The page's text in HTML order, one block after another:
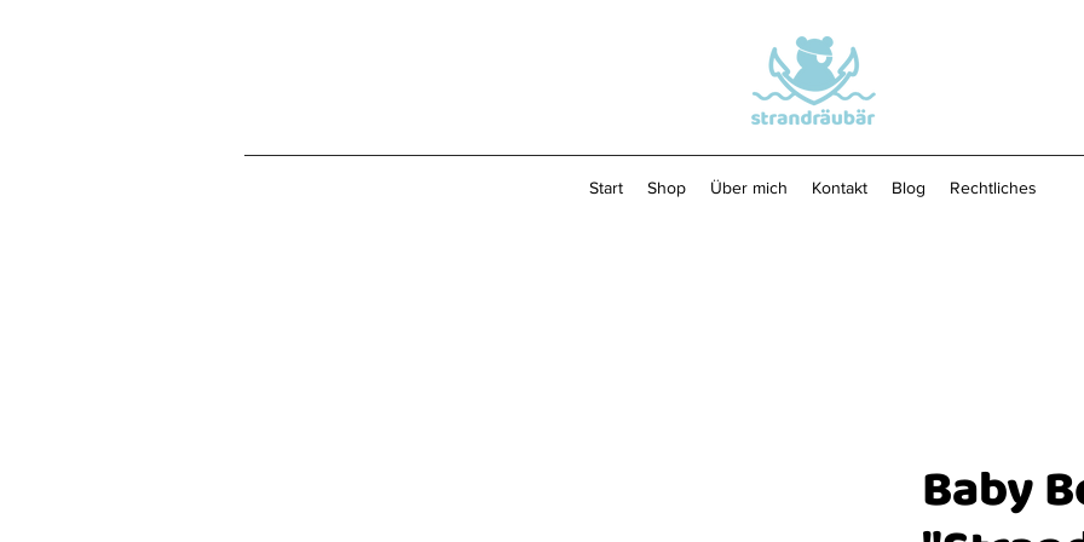
Start Shop Über mich Kontakt Blog Rechtliches
Baby